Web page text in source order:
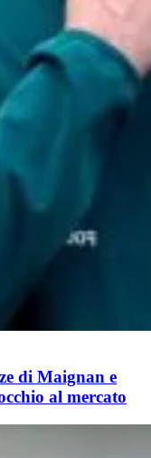
di Maignan e
al mercato